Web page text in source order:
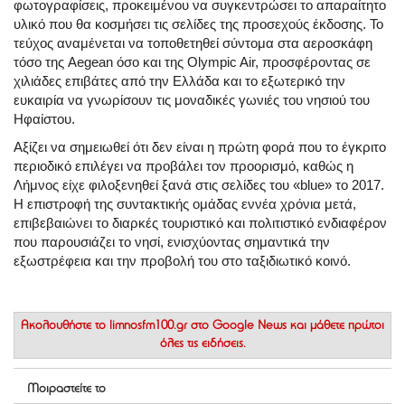
φωτογραφίσεις, προκειμένου να συγκεντρώσει το απαραίτητο
υλικό που θα κοσμήσει τις σελίδες της προσεχούς έκδοσης. Το
τεύχος αναμένεται να τοποθετηθεί σύντομα στα αεροσκάφη
τόσο της Aegean όσο και της Olympic Air, προσφέροντας σε
χιλιάδες επιβάτες από την Ελλάδα και το εξωτερικό την
ευκαιρία να γνωρίσουν τις μοναδικές γωνιές του νησιού του
Ηφαίστου.
Αξίζει να σημειωθεί ότι δεν είναι η πρώτη φορά που το έγκριτο
περιοδικό επιλέγει να προβάλει τον προορισμό, καθώς η
Λήμνος είχε φιλοξενηθεί ξανά στις σελίδες του «blue» το 2017.
Η επιστροφή της συντακτικής ομάδας εννέα χρόνια μετά,
επιβεβαιώνει το διαρκές τουριστικό και πολιτιστικό ενδιαφέρον
που παρουσιάζει το νησί, ενισχύοντας σημαντικά την
εξωστρέφεια και την προβολή του στο ταξιδιωτικό κοινό.
Ακολουθήστε το limnosfm100.gr στο Google News και μάθετε πρώτοι
όλες τις ειδήσεις.
Μοιραστείτε το